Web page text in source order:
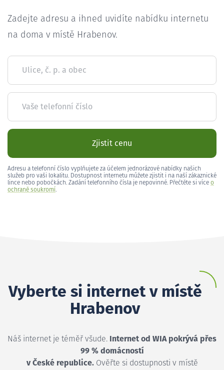
Zadejte adresu a ihned uvidíte nabídku internetu
na doma v místě Hrabenov.
Ulice, č. p. a obec
Vaše telefonní číslo
Zjistit cenu
Adresu a telefonní číslo vyplňujete za účelem jednorázové nabídky našich
služeb pro vaši lokalitu. Dostupnost internetu můžete zjistit i na naší zákaznické
lince nebo pobočkách. Zadání telefonního čísla je nepovinné. Přečtěte si více o
ochraně soukromí.
Vyberte si internet v místě
Hrabenov
Náš internet je téměř všude. Internet od WIA pokrývá přes
99 % domácností
v České republice.Ověřte si dostupnosti v místě